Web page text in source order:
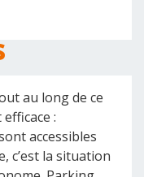
au long de ce
:
accessibles
c’est la situation